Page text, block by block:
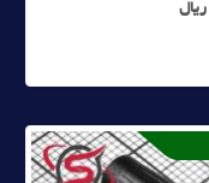
ریال